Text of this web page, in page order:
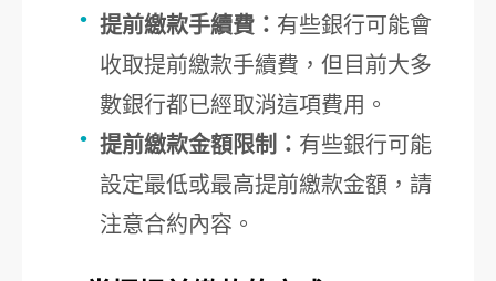
提前繳款手續費： 有些銀行可能會
收取提前繳款手續費，但目前大多
數銀行都已經取消這項費用。
提前繳款金額限制： 有些銀行可能
設定最低或最高提前繳款金額，請
注意合約內容。